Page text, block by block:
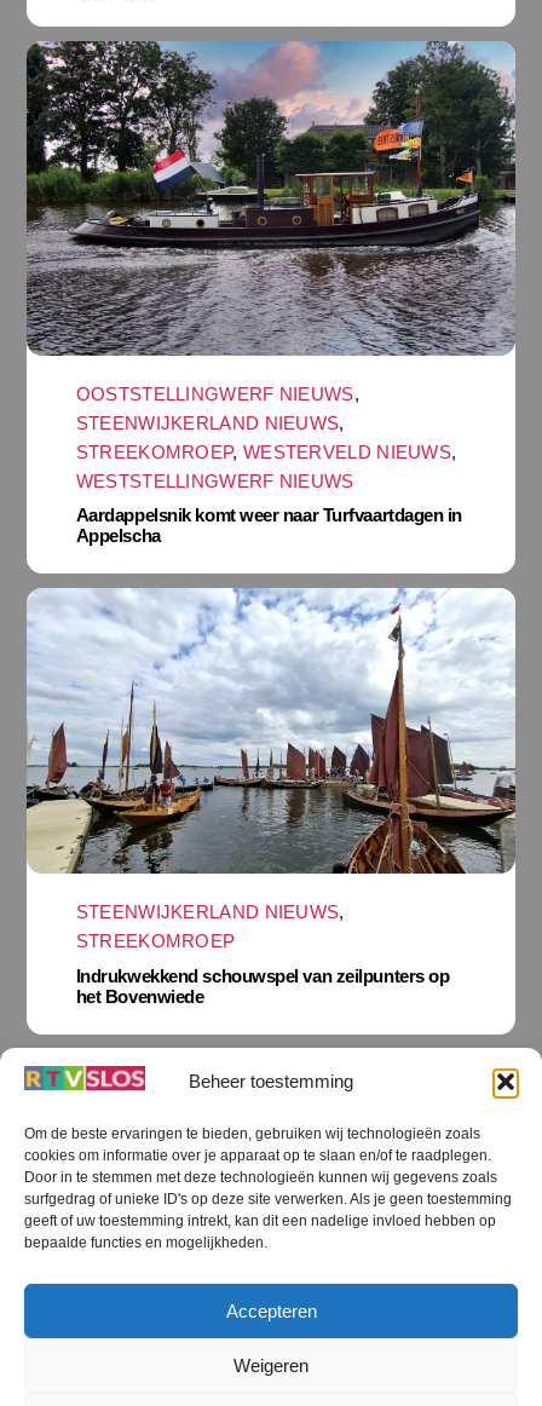
Beheer toestemming
Om de beste ervaringen te bieden, gebruiken wij technologieën zoals
cookies om informatie over je apparaat op te slaan en/of te raadplegen.
Door in te stemmen met deze technologieën kunnen wij gegevens zoals
surfgedrag of unieke ID's op deze site verwerken. Als je geen toestemming
geeft of uw toestemming intrekt, kan dit een nadelige invloed hebben op
bepaalde functies en mogelijkheden.
Accepteren
Weigeren
OOSTSTELLINGWERF NIEUWS,
STEENWIJKERLAND NIEUWS,
STREEKOMROEP, WESTERVELD NIEUWS,
WESTSTELLINGWERF NIEUWS
Aardappelsnik komt weer naar Turfvaartdagen in
Appelscha
STEENWIJKERLAND NIEUWS,
STREEKOMROEP
Indrukwekkend schouwspel van zeilpunters op
het Bovenwiede
STEENWIJKERLAND NIEUWS